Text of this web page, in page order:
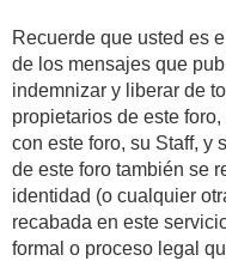
Recuerde que usted es
de los mensajes que
indemnizar y liberar de
propietarios de este
con este foro, su Staff, y
de este foro también se
identidad (o cualquier
recabada en este
formal o proceso legal